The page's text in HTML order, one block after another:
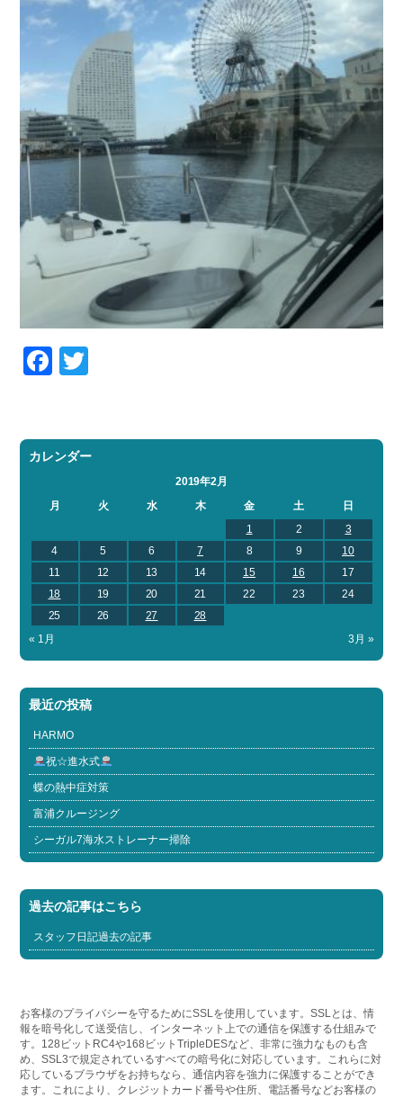
Facebook
カレンダー
2019年2月
月
火 水 木 金 土
日
1
2
3
4
5 6 7 8 9
10
11
12 13 14 15 16
17
18
19 20 21 22 23
24
25
26 27
28
« 1月
3月 »
最近の投稿
HARMO
祝☆進水式
蝶の熱中症対策
富浦クルージング
シーガル7海水ストレーナー掃除
過去の記事はこちら
スタッフ日記過去の記事
お客様のプライバシーを守るためにSSLを使用しています。SSLとは、情
報を暗号化して送受信し、インターネット上での通信を保護する仕組みで
す。128ビットRC4や168ビットTripleDESなど、非常に強力なものも含
め、SSL3で規定されているすべての暗号化に対応しています。これらに対
応しているブラウザをお持ちなら、通信内容を強力に保護することができ
ます。これにより、クレジットカード番号や住所、電話番号などお客様の